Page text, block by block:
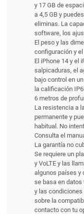
y 17 GB de
a 4,5 GB y
eliminas. La
software, los
El peso y las
configuración y
El iPhone 14 y el
salpicaduras, el
bajo control en
la calificación
6 metros de
La resistencia a
permanente y
habitual. No
Consulta el
La garantía no
Se requiere un
y VoLTE y las
algunos países y
se basa en datos
y las condiciones
sobre la
contacto con tu